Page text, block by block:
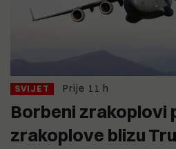
SVIJET Prije 11 h
Borbeni zrakoplovi
zrakoplove blizu